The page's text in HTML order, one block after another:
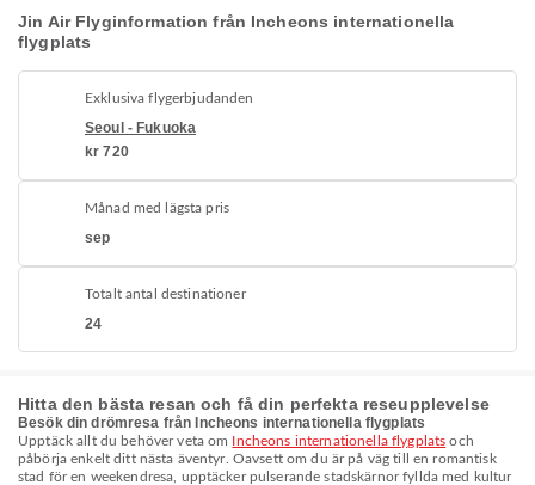
Jin Air Flyginformation från Incheons internationella
flygplats
Exklusiva flygerbjudanden
Seoul - Fukuoka
kr 720
Månad med lägsta pris
sep
Totalt antal destinationer
24
Hitta den bästa resan och få din perfekta reseupplevelse
Besök din drömresa från Incheons internationella flygplats
Upptäck allt du behöver veta om Incheons internationella flygplats och
påbörja enkelt ditt nästa äventyr. Oavsett om du är på väg till en romantisk
stad för en weekendresa, upptäcker pulserande stadskärnor fyllda med kultur